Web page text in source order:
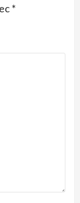
*